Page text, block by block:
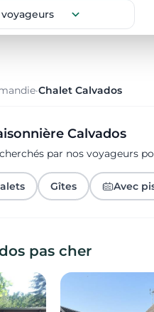
·Chalet Calvados
Calvados
par nos voyageurs
Gîtes Avec
pas cher